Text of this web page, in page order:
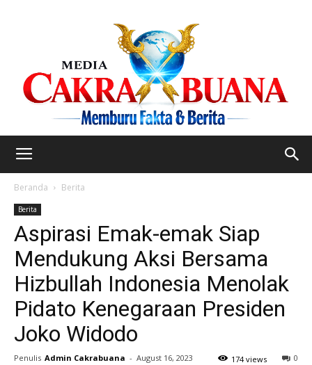
Beranda Berita
Berita
Aspirasi Emak-emak Siap
Mendukung Aksi Bersama
Hizbullah Indonesia Menolak
Pidato Kenegaraan Presiden
Joko Widodo
Penulis Admin Cakrabuana - August 16, 2023 0
174 views